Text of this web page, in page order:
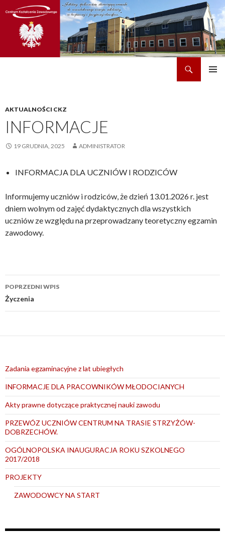
AKTUALNOŚCI CKZ
INFORMACJE
19 GRUDNIA, 2025 ADMINISTRATOR
INFORMACJA DLA UCZNIÓW I RODZICÓW
Informujemy uczniów i rodziców, że dzień 13.01.2026 r. jest
dniem wolnym od zajęć dydaktycznych dla wszystkich
uczniów ze względu na przeprowadzany teoretyczny egzamin
zawodowy.
Nawigacja
wpisu
POPRZEDNI WPIS
Życzenia
Zadania egzaminacyjne z lat ubiegłych
INFORMACJE DLA PRACOWNIKÓW MŁODOCIANYCH
Akty prawne dotyczące praktycznej nauki zawodu
PRZEWÓZ UCZNIÓW CENTRUM NA TRASIE STRZYŻÓW-
DOBRZECHÓW.
OGÓLNOPOLSKA INAUGURACJA ROKU SZKOLNEGO
2017/2018
PROJEKTY
ZAWODOWCY NA START